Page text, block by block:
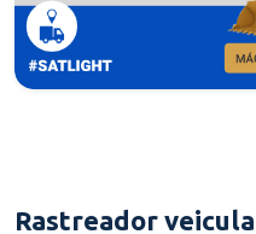
Rastreador